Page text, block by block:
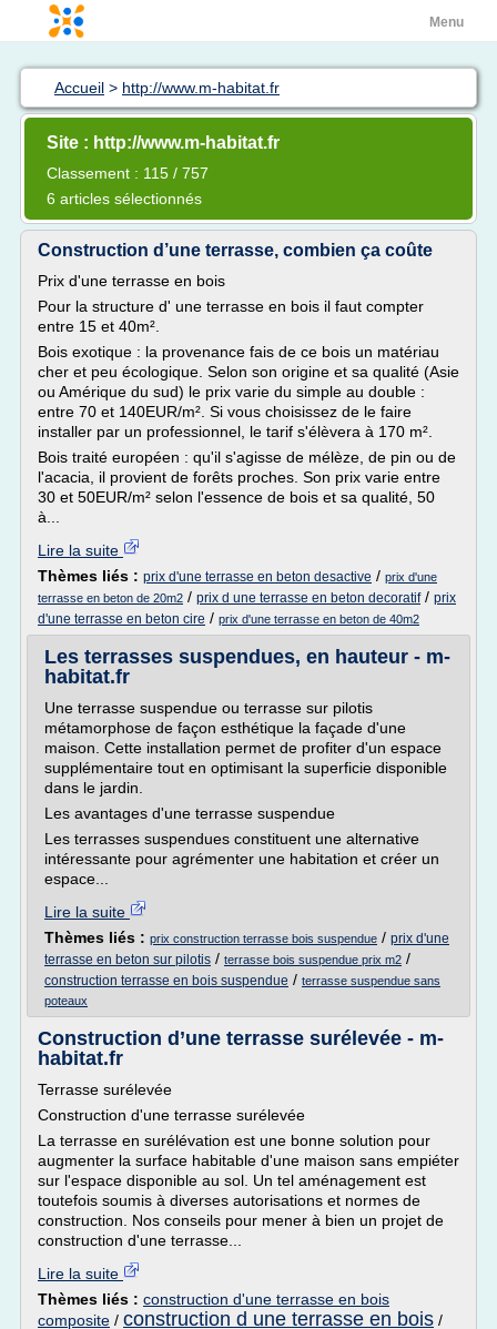
Menu
Accueil > http://www.m-habitat.fr
Site : http://www.m-habitat.fr
Classement : 115 / 757
6 articles sélectionnés
Construction d’une terrasse, combien ça coûte
Prix d'une terrasse en bois
Pour la structure d' une terrasse en bois il faut compter
entre 15 et 40m².
Bois exotique : la provenance fais de ce bois un matériau
cher et peu écologique. Selon son origine et sa qualité (Asie
ou Amérique du sud) le prix varie du simple au double :
entre 70 et 140EUR/m². Si vous choisissez de le faire
installer par un professionnel, le tarif s'élèvera à 170 m².
Bois traité européen : qu'il s'agisse de mélèze, de pin ou de
l'acacia, il provient de forêts proches. Son prix varie entre
30 et 50EUR/m² selon l'essence de bois et sa qualité, 50
à...
Lire la suite
Thèmes liés : prix d'une terrasse en beton desactive / prix d'une
terrasse en beton de 20m2 / prix d une terrasse en beton decoratif/ prix
d'une terrasse en beton cire / prix d'une terrasse en beton de 40m2
Les terrasses suspendues, en hauteur - m-
habitat.fr
Une terrasse suspendue ou terrasse sur pilotis
métamorphose de façon esthétique la façade d'une
maison. Cette installation permet de profiter d'un espace
supplémentaire tout en optimisant la superficie disponible
dans le jardin.
Les avantages d'une terrasse suspendue
Les terrasses suspendues constituent une alternative
intéressante pour agrémenter une habitation et créer un
espace...
Lire la suite
Thèmes liés : prix construction terrasse bois suspendue / prix d'une
terrasse en beton sur pilotis / terrasse bois suspendue prix m2 /
construction terrasse en bois suspendue / terrasse suspendue sans
poteaux
Construction d’une terrasse surélevée - m-
habitat.fr
Terrasse surélevée
Construction d'une terrasse surélevée
La terrasse en surélévation est une bonne solution pour
augmenter la surface habitable d'une maison sans empiéter
sur l'espace disponible au sol. Un tel aménagement est
toutefois soumis à diverses autorisations et normes de
construction. Nos conseils pour mener à bien un projet de
construction d'une terrasse...
Lire la suite
Thèmes liés : construction d'une terrasse en bois
composite / construction d une terrasse en bois /